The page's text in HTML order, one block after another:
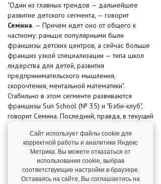
"Один из главных трендов — дальнейшее
развитие детского сегмента, — говорит
Семина. — Причем идет оно от общего к
частному: раньше популярными были
франшизы детских центров, а сейчас больше
франшиз узкой специализации — типа школ
лидерства для детей, развития
предпринимательского мышления,
скорочтения, ментальной математики".
Стабильно в этом сегменте развиваются
франшизы Sun School (№ 35) и "Бэби-клуб",
говорит Семина. Последний, правда, в текущий
ю строчку). "В 2018 году мы заключили 27
договоров с франчайзи, но зарегистрировать
в Роспатенте их не успели", — уточняет Михаил
Степченков, руководитель отдела
франчайзинга "Бэби-клуба".
Сайт использует файлы cookie для
корректной работы и аналитики Яндекс
Метрика. Вы можете отказаться от
использования cookie, выбрав
соответствующие настройки в браузере.
Оставаясь на сайте, Вы соглашаетесь на